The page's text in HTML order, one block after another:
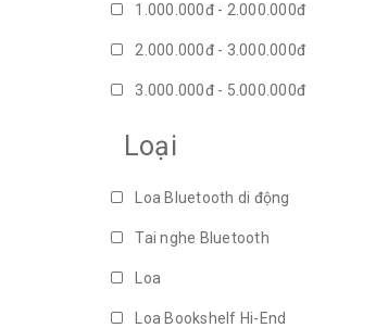
1.000.000đ - 2.000.000đ
2.000.000đ - 3.000.000đ
3.000.000đ - 5.000.000đ
Loại
Loa Bluetooth di động
Tai nghe Bluetooth
Loa
Loa Bookshelf Hi-End